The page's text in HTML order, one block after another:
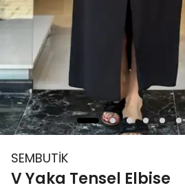
SEMBUTİK
V Yaka Tensel Elbise